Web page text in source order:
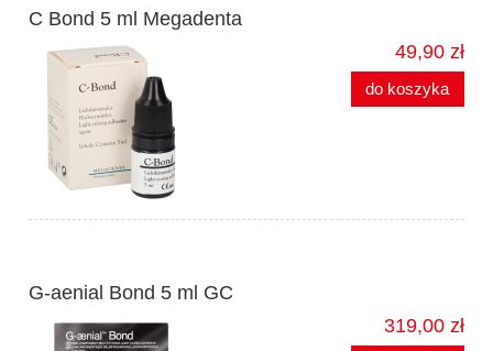
C Bond 5 ml Megadenta
49,90 zł
do koszyka
G-aenial Bond 5 ml GC
319,00 zł